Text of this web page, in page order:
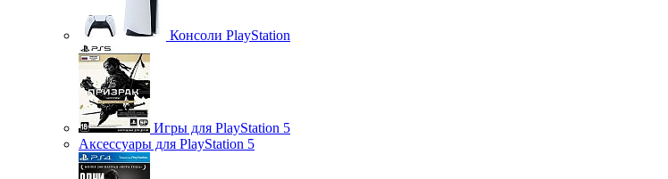
Консоли PlayStation
Игры для PlayStation 5
Аксессуары для PlayStation 5